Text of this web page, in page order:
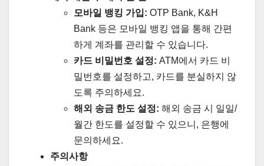
모바일 뱅킹 가입: OTP Bank, K&H
Bank 등은 모바일 뱅킹 앱을 통해 간편
하게 계좌를 관리할 수 있습니다.
카드 비밀번호 설정: ATM에서 카드 비
밀번호를 설정하고, 카드를 분실하지 않
도록 주의하세요.
해외 송금 한도 설정: 해외 송금 시 일일/
월간 한도를 설정할 수 있으니, 은행에
문의하세요.
주의사항